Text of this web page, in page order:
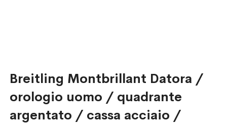
Breitling Montbrillant Datora /
orologio uomo / quadrante
argentato / cassa acciaio /